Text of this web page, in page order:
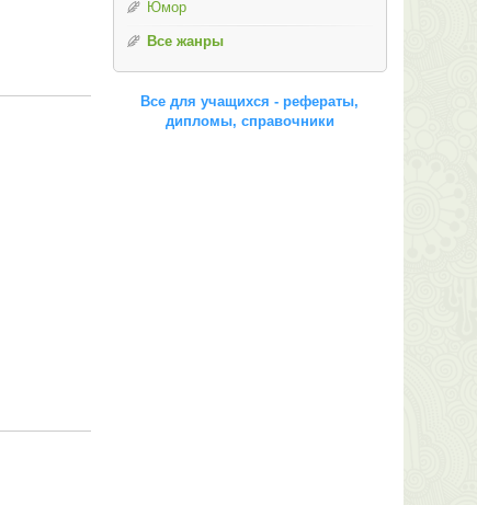
Юмор
Все жанры
Все для учащихся - рефераты,
дипломы, справочники